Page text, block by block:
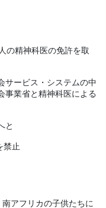
の精神科医の免許を取
サービス・システムの中
事業省と精神科医による
と
禁止
アフリカの子供たちに